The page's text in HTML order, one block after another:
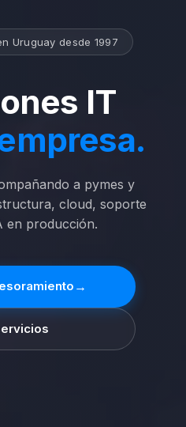
Uruguay desde 1997
IT
a pymes y
cloud, soporte
en producción.
→